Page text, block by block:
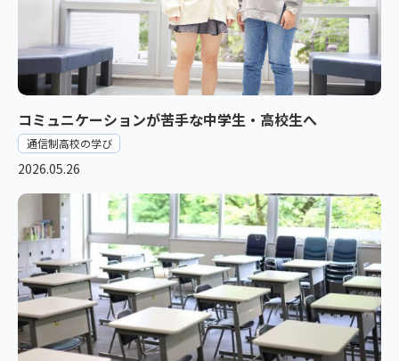
コミュニケーションが苦手な中学生・高校生へ
通信制高校の学び
2026.05.26